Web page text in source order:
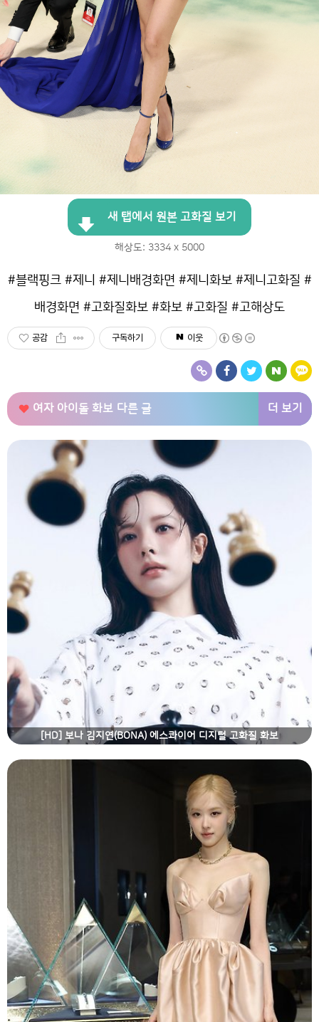
새 탭에서 원본 고화질 보기
해상도: 3334 x 5000
#블랙핑크 #제니 #제니배경화면 #제니화보 #제니고화질 #
배경화면 #고화질화보 #화보 #고화질 #고해상도
공감 구독하기 이웃
여자 아이돌 화보 다른 글 더 보기
[HD] 보나 김지연(BONA) 에스콰이어 디지털 고화질 화보